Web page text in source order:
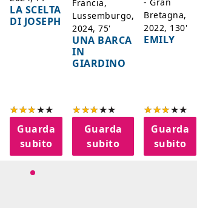
LA SCELTA
DI JOSEPH
Guarda
subito
Francia,
Lussemburgo,
2024, 75'
UNA BARCA
IN
GIARDINO
Guarda
subito
Bretagna,
2022, 130'
EMILY
Guarda
subito